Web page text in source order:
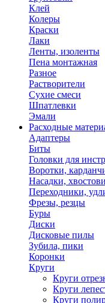
Клей
Колеры
Краски
Лаки
Ленты, изоленты
Пена монтажная
Разное
Растворители
Сухие смеси
Шпатлевки
Эмали
Расходные
Адаптеры
Биты
Головки для
Воротки,
Насадки,
Переходники,
Фрезы, резцы
Буры
Диски
Дисковые пилы
Зубила, пики
Коронки
Круги
Круги
Круги
Круги